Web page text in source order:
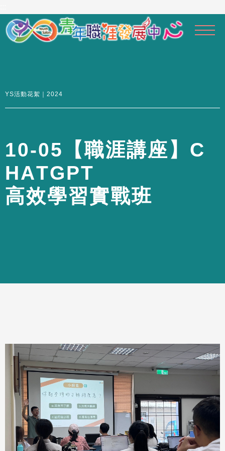
主
要
YS活動花絮｜2024
10-05 【職涯講座 】 C
HATGPT
高效學習實戰班